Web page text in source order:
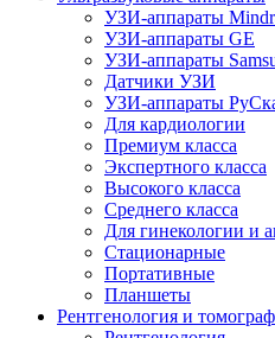
УЗИ-аппараты
УЗИ-аппараты GE
УЗИ-аппараты
Датчики УЗИ
УЗИ-аппараты
Для кардиологии
Премиум класса
Экспертного класса
Высокого класса
Среднего класса
Для гинекологии и
Стационарные
Портативные
Планшеты
Рентгенология и